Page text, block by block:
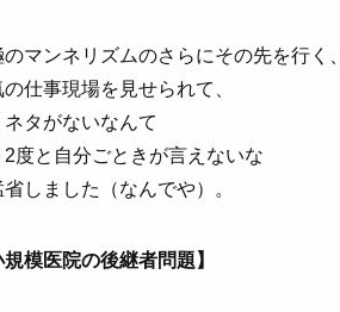
のマンネリズムのさらにその先を行く、
仕事現場を見せられて、
ネタがないなんて
2度と自分ごときが言えないな
省しました（なんでや）。
規模医院の後継者問題】